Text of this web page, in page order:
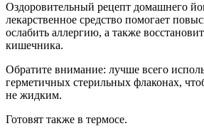
Оздоровительный рецепт домашнего
лекарственное средство помогает
ослабить аллергию, а также
кишечника.
Обратите внимание: лучше всего
герметичных стерильных флаконах,
не жидким.
Готовят также в термосе.